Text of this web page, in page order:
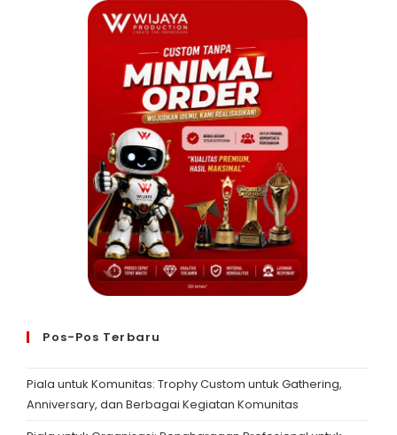
Pos-Pos Terbaru
Piala untuk Komunitas: Trophy Custom untuk Gathering,
Anniversary, dan Berbagai Kegiatan Komunitas